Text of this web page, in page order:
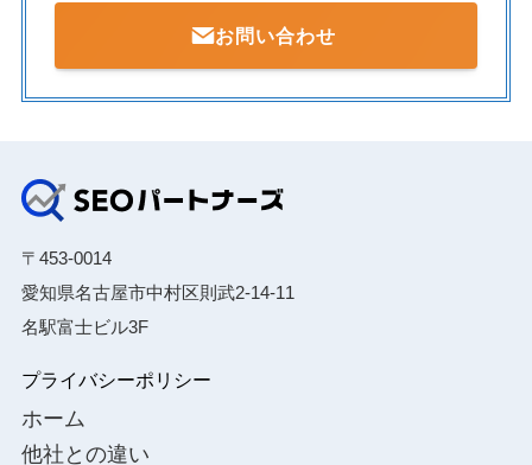
お問い合わせ
〒453-0014
愛知県名古屋市中村区則武2-14-11
名駅富士ビル3F
プライバシーポリシー
ホーム
他社との違い